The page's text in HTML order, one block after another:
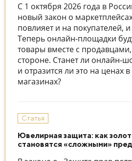
С 1 октября 2026 года в
новый закон о
повлияет и на покупателей,
Теперь онлайн-площадки
товары вместе с продавцами,
стороне. Станет ли онлайн-
и отразится ли это на ценах
магазинах?
Статья
Ювелирная защита: как
становятся «сложными»